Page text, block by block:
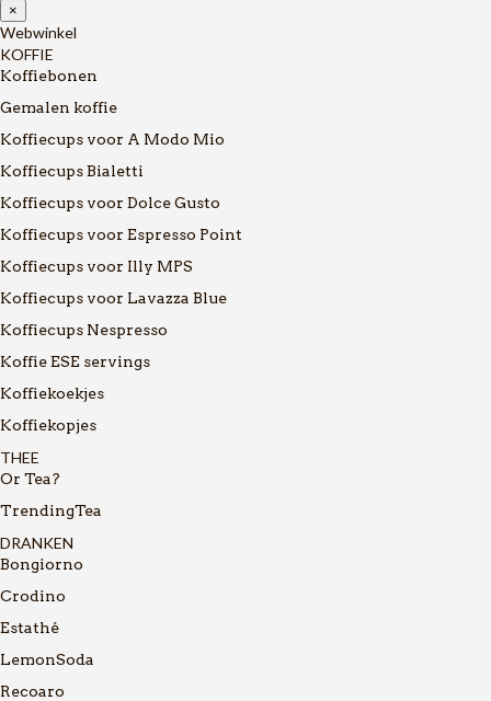
×
Webwinkel
KOFFIE
Koffiebonen
Gemalen koffie
Koffiecups voor A Modo Mio
Koffiecups Bialetti
Koffiecups voor Dolce Gusto
Koffiecups voor Espresso Point
Koffiecups voor Illy MPS
Koffiecups voor Lavazza Blue
Koffiecups Nespresso
Koffie ESE servings
Koffiekoekjes
Koffiekopjes
THEE
Or Tea?
TrendingTea
DRANKEN
Bongiorno
Crodino
Estathé
LemonSoda
Recoaro